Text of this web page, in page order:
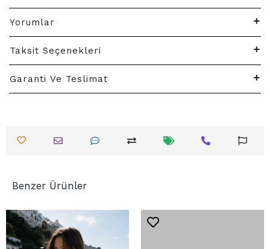
Yorumlar
Taksit Seçenekleri
Garanti Ve Teslimat
Benzer Ürünler